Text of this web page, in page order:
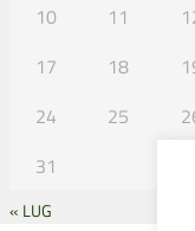
10
11
17
18
24
25
31
« LUG